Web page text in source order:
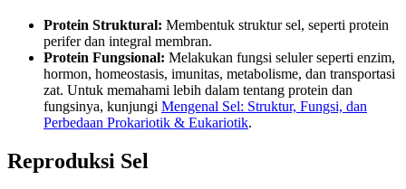
Protein Struktural: Membentuk struktur sel, seperti protein
perifer dan integral membran.
Protein Fungsional: Melakukan fungsi seluler seperti enzim,
hormon, homeostasis, imunitas, metabolisme, dan transportasi
zat. Untuk memahami lebih dalam tentang protein dan
fungsinya, kunjungi Mengenal Sel: Struktur, Fungsi, dan
Perbedaan Prokariotik & Eukariotik.
Reproduksi Sel